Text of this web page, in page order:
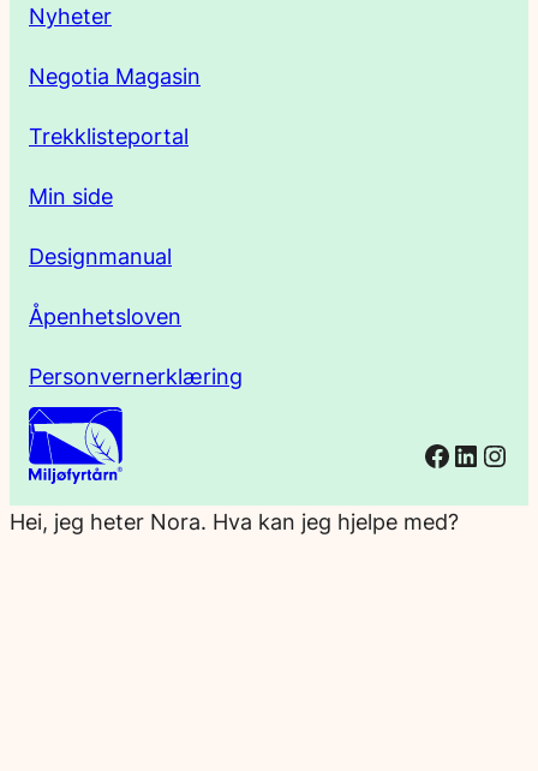
Nyheter
Negotia Magasin
Trekklisteportal
Min side
Designmanual
Åpenhetsloven
Personvernerklæring
Hei, jeg heter Nora. Hva kan jeg hjelpe med?